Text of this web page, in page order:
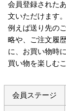
会員登録された
文いただけます。
例えば送り先の
略や、ご注文履
に、お買い物時
買い物を楽しむ
会員ステージ